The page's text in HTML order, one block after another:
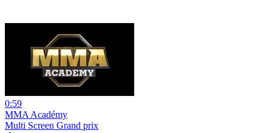
0:59
MMA Académy
Multi Screen Grand prix